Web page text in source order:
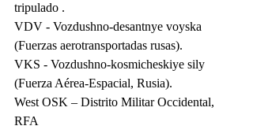
tripulado .
VDV - Vozdushno-desantnye voyska
(Fuerzas aerotransportadas rusas).
VKS - Vozdushno-kosmicheskiye sily
(Fuerza Aérea-Espacial, Rusia).
West OSK – Distrito Militar Occidental,
RFA